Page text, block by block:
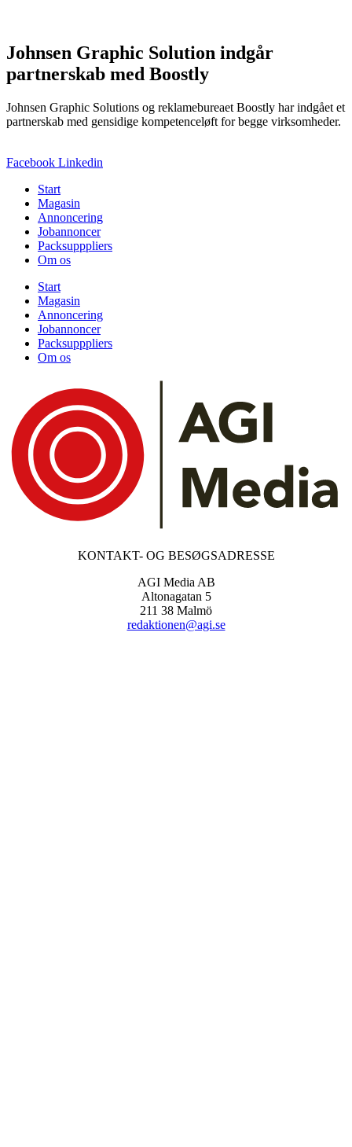
Johnsen Graphic Solution indgår
partnerskab med Boostly
Johnsen Graphic Solutions og reklamebureaet Boostly har indgået et
partnerskab med gensidige kompetenceløft for begge virksomheder.
Facebook Linkedin
Start
Magasin
Annoncering
Jobannoncer
Packsupppliers
Om os
Start
Magasin
Annoncering
Jobannoncer
Packsupppliers
Om os
KONTAKT- OG BESØGSADRESSE
AGI Media AB
Altonagatan 5
211 38 Malmö
redaktionen@agi.se